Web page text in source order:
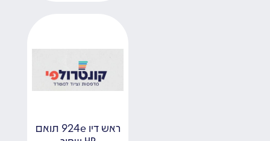
ראש דיו 924e תואם